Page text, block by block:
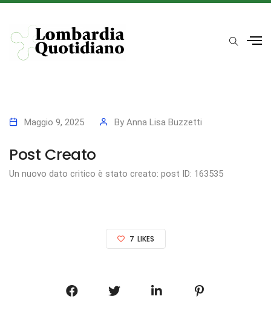
Maggio 9, 2025 By Anna Lisa Buzzetti
Post Creato
Un nuovo dato critico è stato creato: post ID: 163535
7 LIKES